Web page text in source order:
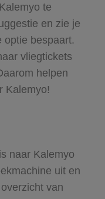
te
en zie je
optie bespaart.
vliegtickets
helpen
Kalemyo!
naar Kalemyo
uit en
van